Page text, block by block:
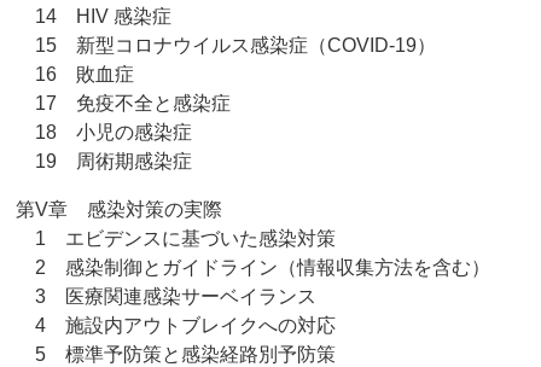
14 HIV 感染症
15 新型コロナウイルス感染症（COVID-19）
16 敗血症
17 免疫不全と感染症
18 小児の感染症
19 周術期感染症
第V章 感染対策の実際
1 エビデンスに基づいた感染対策
2 感染制御とガイドライン（情報収集方法を含む）
3 医療関連感染サーベイランス
4 施設内アウトブレイクへの対応
5 標準予防策と感染経路別予防策